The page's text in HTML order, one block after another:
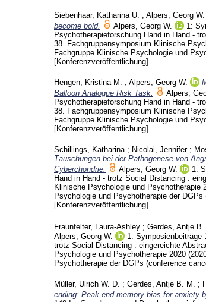
Siebenhaar, Katharina U. ; Alpers, Georg W.
become bold.
Alpers, Georg W. 1:
Psychotherapieforschung Hand in Hand -
38. Fachgruppensymposium Klinische
Fachgruppe Klinische Psychologie und
[Konferenzveröffentlichung]
Hengen, Kristina M. ; Alpers, Georg W.
Balloon Analogue Risk Task.
Alpers,
Psychotherapieforschung Hand in Hand -
38. Fachgruppensymposium Klinische
Fachgruppe Klinische Psychologie und
[Konferenzveröffentlichung]
Schillings, Katharina; Nicolai, Jennifer;
Täuschungen bei der Pathogenese von
Cyberchondrie.
Alpers, Georg W. 1:
Hand in Hand - trotz Social Distancing :
Klinische Psychologie und Psychotherapie
Psychologie und Psychotherapie der
[Konferenzveröffentlichung]
Fraunfelter, Laura-Ashley ; Gerdes, Antje B.
Alpers, Georg W.
1: Symposienbeiträge
trotz Social Distancing : eingereichte
Psychologie und Psychotherapie 2020
Psychotherapie der DGPs (conference
Müller, Ulrich W. D. ; Gerdes, Antje B. M. ;
ending: Peak-end memory bias for anxiety